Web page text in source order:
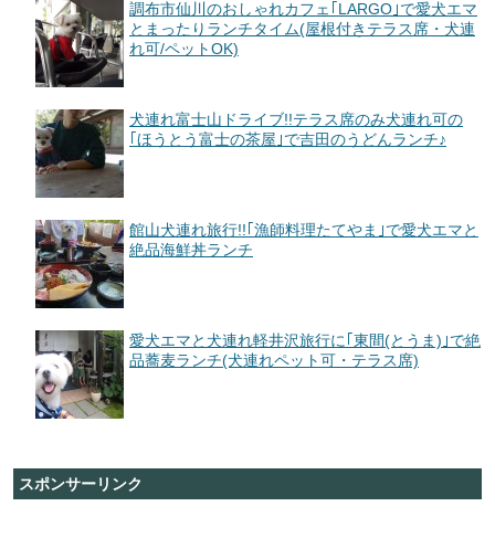
調布市仙川のおしゃれカフェ｢LARGO｣で愛犬エマ
とまったりランチタイム(屋根付きテラス席・犬連
れ可/ペットOK)
犬連れ富士山ドライブ!!テラス席のみ犬連れ可の
｢ほうとう富士の茶屋｣で吉田のうどんランチ♪
館山犬連れ旅行!!｢漁師料理たてやま｣で愛犬エマと
絶品海鮮丼ランチ
愛犬エマと犬連れ軽井沢旅行に｢東間(とうま)｣で絶
品蕎麦ランチ(犬連れペット可・テラス席)
スポンサーリンク